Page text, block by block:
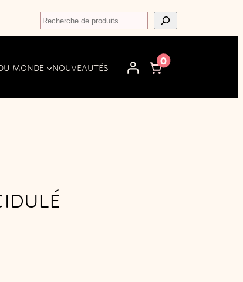
Recherche
MONDE NOUVEAUTÉS
0